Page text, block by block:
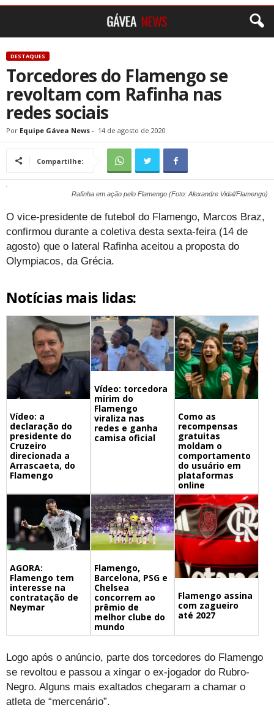
DESTAQUES
Torcedores do Flamengo se
revoltam com Rafinha nas
redes sociais
Por Equipe Gávea News - 14 de agosto de 2020
Compartilhe:
Rafinha em ação pelo Flamengo (Foto: Alexandre Vidal/Flamengo)
O vice-presidente de futebol do Flamengo, Marcos Braz,
confirmou durante a coletiva desta sexta-feira (14 de
agosto) que o lateral Rafinha aceitou a proposta do
Olympiacos, da Grécia.
Notícias mais lidas:
Vídeo: a
declaração do
presidente do
Cruzeiro
direcionada a
Arrascaeta, do
Flamengo
Vídeo: torcedora
mirim do
Flamengo
viraliza nas
redes e ganha
camisa oficial
Como as
recompensas
gratuitas
moldam o
comportamento
do usuário em
plataformas
online
AGORA:
Flamengo tem
interesse na
contratação de
Neymar
Flamengo,
Barcelona, PSG e
Chelsea
concorrem ao
prêmio de
melhor clube do
mundo
Flamengo assina
com zagueiro
até 2027
Logo após o anúncio, parte dos torcedores do Flamengo
se revoltou e passou a xingar o ex-jogador do Rubro-
Negro. Alguns mais exaltados chegaram a chamar o
atleta de “mercenário”.